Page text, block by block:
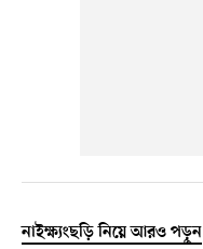
নাইক্ষ্যংছড়ি নিয়ে আরও পড়ুন